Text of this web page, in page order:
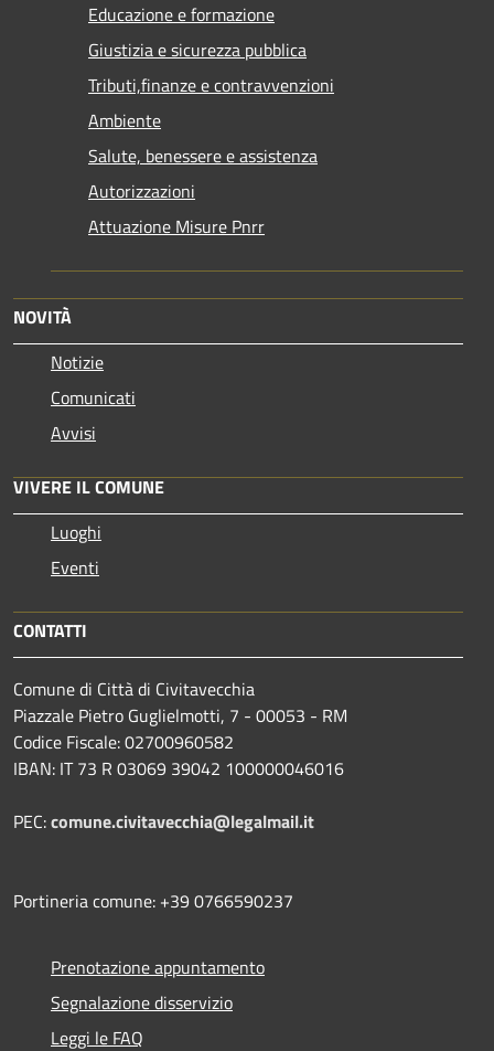
Educazione e formazione
Giustizia e sicurezza pubblica
Tributi,finanze e contravvenzioni
Ambiente
Salute, benessere e assistenza
Autorizzazioni
Attuazione Misure Pnrr
NOVITÀ
Notizie
Comunicati
Avvisi
VIVERE IL COMUNE
Luoghi
Eventi
CONTATTI
Comune di Città di Civitavecchia
Piazzale Pietro Guglielmotti, 7 - 00053 - RM
Codice Fiscale: 02700960582
IBAN: IT 73 R 03069 39042 100000046016
PEC:comune.civitavecchia@legalmail.it
Portineria comune: +39 0766590237
Prenotazione appuntamento
Segnalazione disservizio
Leggi le FAQ